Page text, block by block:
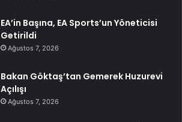
EA’in Başına, EA Sports’un Yöneticisi
Getirildi
Ağustos 7, 2026
Bakan Göktaş’tan Gemerek Huzurevi
Açılışı
Ağustos 7, 2026